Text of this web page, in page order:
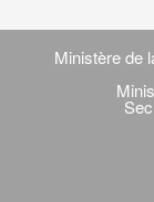
Navigation
transverse
Ministère de